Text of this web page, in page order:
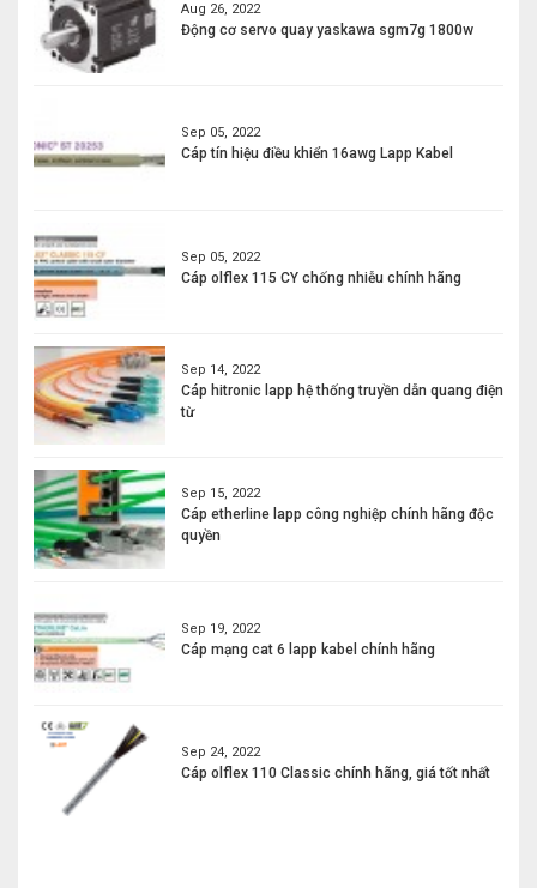
Aug 26, 2022
Động cơ servo quay yaskawa sgm7g 1800w
Sep 05, 2022
Cáp tín hiệu điều khiển 16awg Lapp Kabel
Sep 05, 2022
Cáp olflex 115 CY chống nhiễu chính hãng
Sep 14, 2022
Cáp hitronic lapp hệ thống truyền dẫn quang điện
từ
Sep 15, 2022
Cáp etherline lapp công nghiệp chính hãng độc
quyền
Sep 19, 2022
Cáp mạng cat 6 lapp kabel chính hãng
Sep 24, 2022
Cáp olflex 110 Classic chính hãng, giá tốt nhất